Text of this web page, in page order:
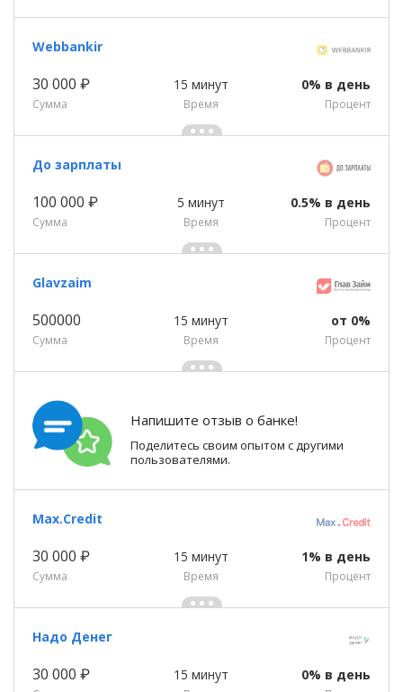
Webbankir
30 000 ₽
Сумма
15 минут
Время
0% в день
Процент
До зарплаты
100 000 ₽
Сумма
5 минут
Время
0.5% в день
Процент
Glavzaim
500000
Сумма
15 минут
Время
от 0%
Процент
Напишите отзыв о банке!
Поделитесь своим опытом с другими
пользователями.
Max.Credit
30 000 ₽
Сумма
15 минут
Время
1% в день
Процент
Надо Денег
30 000 ₽ 15 минут 0% в день